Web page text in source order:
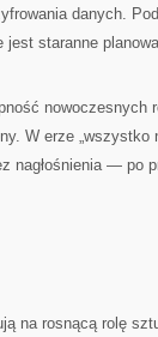
danych.
jest staranne
nowoczesnych
W erze
nagłośnienia — po
na rosnącą rolę